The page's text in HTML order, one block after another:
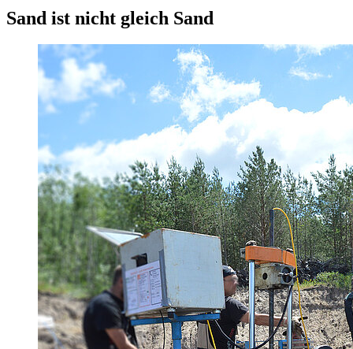
Sand ist nicht gleich Sand